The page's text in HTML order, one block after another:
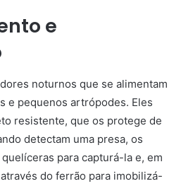
e
noturnos que se alimentam
e pequenos artrópodes. Eles
resistente, que os protege de
detectam uma presa, os
para capturá-la e, em
do ferrão para imobilizá-